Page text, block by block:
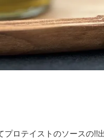
ロテイストのソースの!!